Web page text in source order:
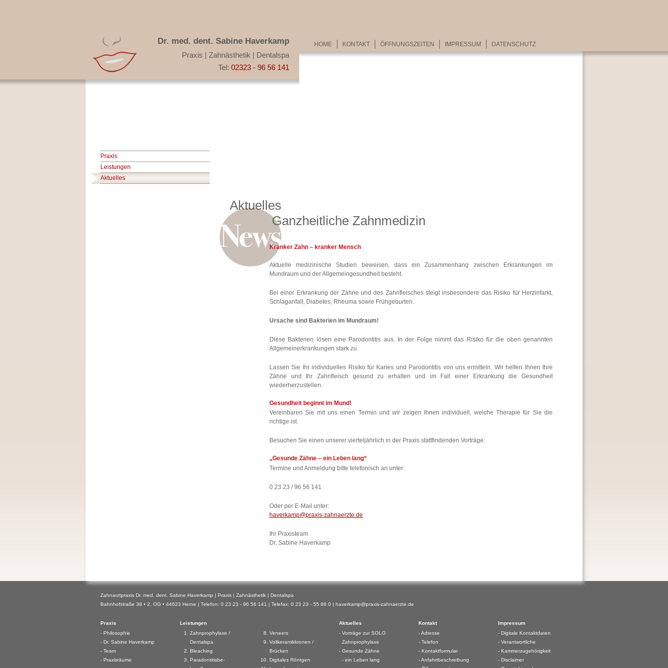
Aktuelles
Ganzheitliche Zahnmedizin
Kranker Zahn – kranker Mensch
Aktuelle medizinische Studien beweisen, dass ein Zusammenhang zwischen Erkrankungen im
Mundraum und der Allgemeingesundheit besteht.
Bei einer Erkrankung der Zähne und des Zahnfleisches steigt insbesondere das Risiko für Herzinfarkt,
Schlaganfall, Diabetes, Rheuma sowie Frühgeburten.
Ursache sind Bakterien im Mundraum!
Diese Bakterien lösen eine Parodontitis aus. In der Folge nimmt das Risiko für die oben genannten
Allgemeinerkrankungen stark zu.
Lassen Sie Ihr individuelles Risiko für Karies und Parodontitis von uns ermitteln. Wir helfen Ihnen Ihre
Zähne und Ihr Zahnfleisch gesund zu erhalten und im Fall einer Erkrankung die Gesundheit
wiederherzustellen.
Gesundheit beginnt im Mund!
Vereinbaren Sie mit uns einen Termin und wir zeigen Ihnen individuell, welche Therapie für Sie die
richtige ist.
Besuchen Sie einen unserer vierteljährlich in der Praxis stattfindenden Vorträge:
„Gesunde Zähne – ein Leben lang“
Termine und Anmeldung bitte telefonisch an unter:
0 23 23 / 96 56 141
Oder per E-Mail unter:
haverkamp@praxis-zahnaerzte.de
Ihr Praxisteam
Dr. Sabine Haverkamp
Praxis
Leistungen
Aktuelles
Dr. med. dent. Sabine Haverkamp
Praxis | Zahnästhetik | Dentalspa
Tel: 02323 - 96 56 141
HOME KONTAKT ÖFFNUNGSZEITEN IMPRESSUM DATENSCHUTZ
Zahnarztpraxis Dr. med. dent. Sabine Haverkamp | Praxis | Zahnästhetik | Dentalspa
Bahnhofstraße 38 • 2. OG • 44623 Herne | Telefon: 0 23 23 - 96 56 141 | Telefax: 0 23 23 - 55 86 0 | haverkamp@praxis-zahnaerzte.de
Praxis
Philosophie
Dr. Sabine Haverkamp
Team
Praxisräume
Leistungen
Zahnprophylaxe /
Dentalspa
Bleaching
Paradontitisbe-
Veneers
Vollkeramikkronen /
Brücken
Digitales Röntgen
Aktuelles
Vorträge zur SOLO
Zahnprophylaxe
Gesunde Zähne
- ein Leben lang
Kontakt
Adresse
Telefon
Kontaktformular
Anfahrtbeschreibung
Impressum
Digitale Kontaktdaten
Verantwortliche
Kammerzugehörigkeit
Disclaimer